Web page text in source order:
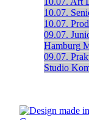
10.07.
10.07.
09.07.
Hamburg
09.07.
Studio